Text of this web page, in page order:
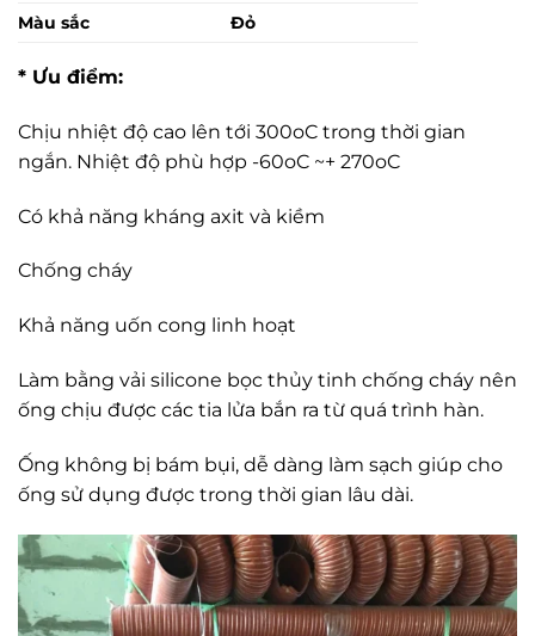
Màu sắc
Đỏ
* Ưu điểm:
Chịu nhiệt độ cao lên tới 300oC trong thời gian
ngắn. Nhiệt độ phù hợp -60oC ~+ 270oC
Có khả năng kháng axit và kiềm
Chống cháy
Khả năng uốn cong linh hoạt
Làm bằng vải silicone bọc thủy tinh chống cháy nên
ống chịu được các tia lửa bắn ra từ quá trình hàn.
Ống không bị bám bụi, dễ dàng làm sạch giúp cho
ống sử dụng được trong thời gian lâu dài.